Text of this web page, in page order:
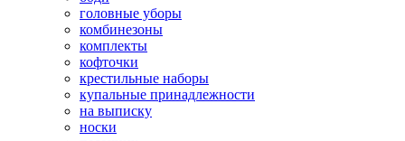
головные уборы
комбинезоны
комплекты
кофточки
крестильные наборы
купальные принадлежности
на выписку
носки